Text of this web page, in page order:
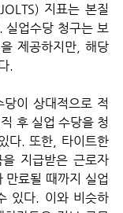
지표는 본질
실업수당 청구는 보
제공하지만, 해당
.
이 상대적으로 적
후 실업 수당을 청
다. 또한, 타이트한
지급받은 근로자
만료될 때까지 실업
있다. 이와 비슷하